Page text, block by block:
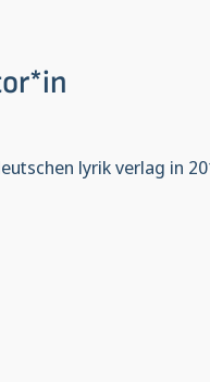
lyrik verlag in